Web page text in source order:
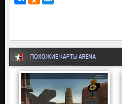
ПОХОЖИЕ КАРТЫ ARENA